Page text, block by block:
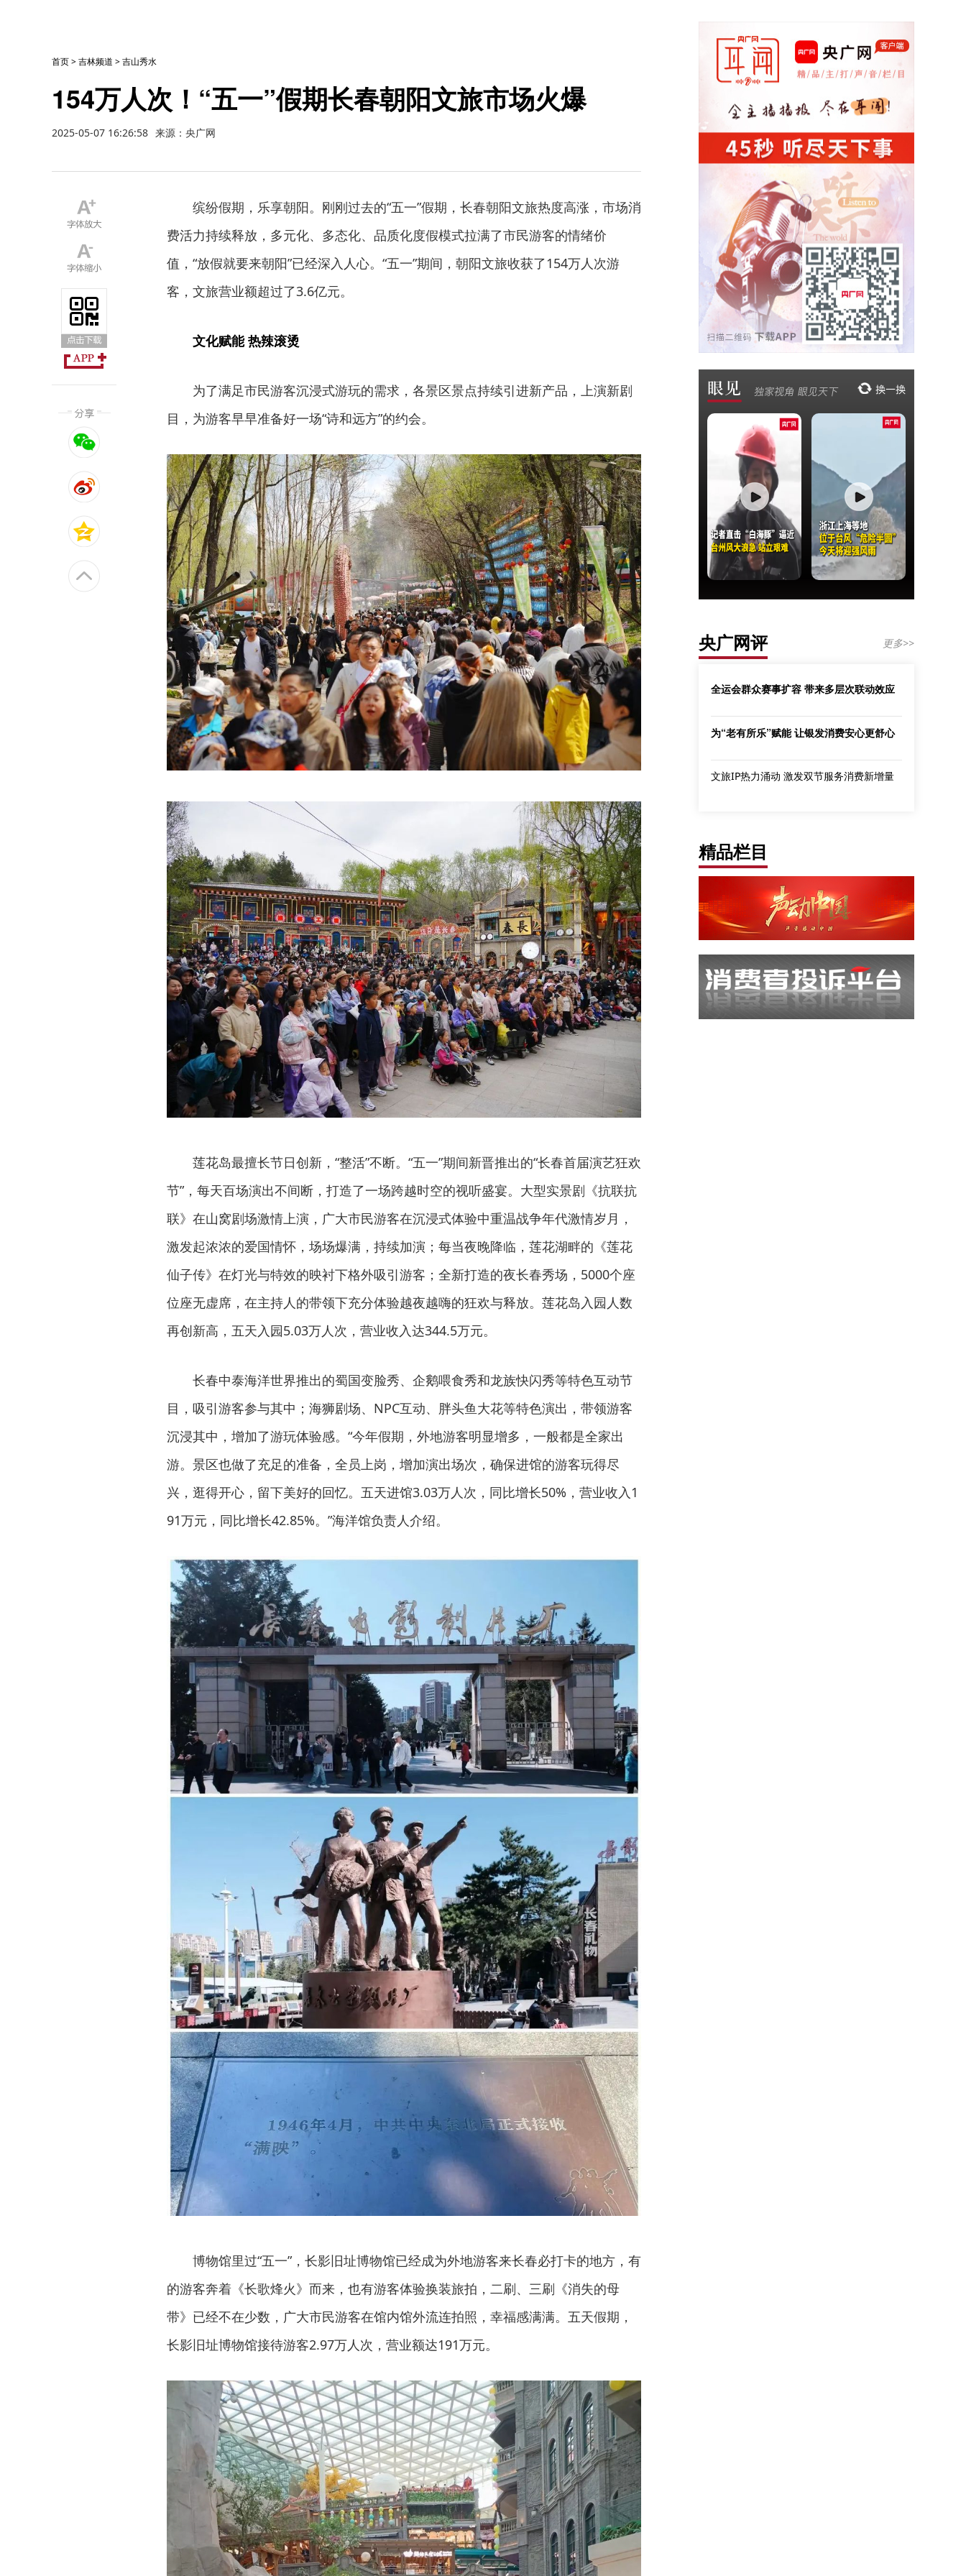
首页>吉林频道 >吉山秀水
154万人次！“五一”假期长春朝阳文旅市场火爆
2025-05-07 16:26:58 来源：央广网
缤纷假期，乐享朝阳。刚刚过去的“五一”假期，长春朝阳文旅热度高涨，市场消
费活力持续释放，多元化、多态化、品质化度假模式拉满了市民游客的情绪价
值，“放假就要来朝阳”已经深入人心。“五一”期间，朝阳文旅收获了154万人次游
客，文旅营业额超过了3.6亿元。
文化赋能 热辣滚烫
为了满足市民游客沉浸式游玩的需求，各景区景点持续引进新产品，上演新剧
目，为游客早早准备好一场“诗和远方”的约会。
莲花岛最擅长节日创新，“整活”不断。“五一”期间新晋推出的“长春首届演艺狂欢
节”，每天百场演出不间断，打造了一场跨越时空的视听盛宴。大型实景剧《抗联抗
联》在山窝剧场激情上演，广大市民游客在沉浸式体验中重温战争年代激情岁月，
激发起浓浓的爱国情怀，场场爆满，持续加演；每当夜晚降临，莲花湖畔的《莲花
仙子传》在灯光与特效的映衬下格外吸引游客；全新打造的夜长春秀场，5000个座
位座无虚席，在主持人的带领下充分体验越夜越嗨的狂欢与释放。莲花岛入园人数
再创新高，五天入园5.03万人次，营业收入达344.5万元。
长春中泰海洋世界推出的蜀国变脸秀、企鹅喂食秀和龙族快闪秀等特色互动节
目，吸引游客参与其中；海狮剧场、NPC互动、胖头鱼大花等特色演出，带领游客
沉浸其中，增加了游玩体验感。“今年假期，外地游客明显增多，一般都是全家出
游。景区也做了充足的准备，全员上岗，增加演出场次，确保进馆的游客玩得尽
兴，逛得开心，留下美好的回忆。五天进馆3.03万人次，同比增长50%，营业收入1
91万元，同比增长42.85%。”海洋馆负责人介绍。
博物馆里过“五一”，长影旧址博物馆已经成为外地游客来长春必打卡的地方，有
的游客奔着《长歌烽火》而来，也有游客体验换装旅拍，二刷、三刷《消失的母
带》已经不在少数，广大市民游客在馆内馆外流连拍照，幸福感满满。五天假期，
长影旧址博物馆接待游客2.97万人次，营业额达191万元。
央广网评 更多>>
全运会群众赛事扩容 带来多层次联动效应
为“老有所乐”赋能 让银发消费安心更舒心
文旅IP热力涌动 激发双节服务消费新增量
精品栏目